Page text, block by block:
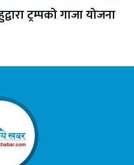
ट्रम्पको गाजा योजना